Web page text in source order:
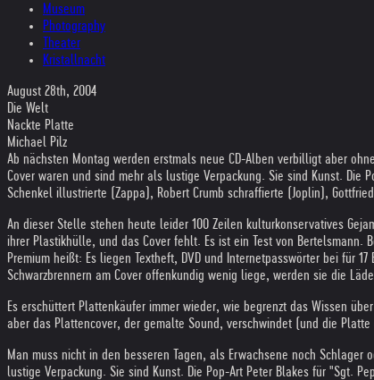
Museum
Photography
Theater
Kristallnacht
August 28th, 2004
Die Welt
Nackte Platte
Michael Pilz
Ab nächsten Montag werden erstmals neue CD-Alben verbilligt aber
Cover waren und sind mehr als lustige Verpackung. Sie sind Kunst.
Schenkel illustrierte (Zappa), Robert Crumb schraffierte (Joplin),
An dieser Stelle stehen heute leider 100 Zeilen kulturkonservatives
ihrer Plastikhülle, und das Cover fehlt. Es ist ein Test von Bertelsmann.
Premium heißt: Es liegen Textheft, DVD und Internetpasswörter bei für
Schwarzbrennern am Cover offenkundig wenig liege, werden sie die
Es erschüttert Plattenkäufer immer wieder, wie begrenzt das Wissen
aber das Plattencover, der gemalte Sound, verschwindet (und die
Man muss nicht in den besseren Tagen, als Erwachsene noch
lustige Verpackung. Sie sind Kunst. Die Pop-Art Peter Blakes für "Sgt.